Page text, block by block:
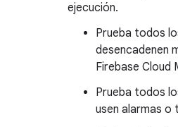
ejecución.
Prueba todos
desencadenen
Firebase Cloud
Prueba todos
usen alarmas o